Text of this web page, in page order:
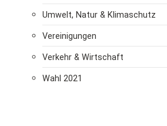
Umwelt, Natur & Klimaschutz
Vereinigungen
Verkehr & Wirtschaft
Wahl 2021